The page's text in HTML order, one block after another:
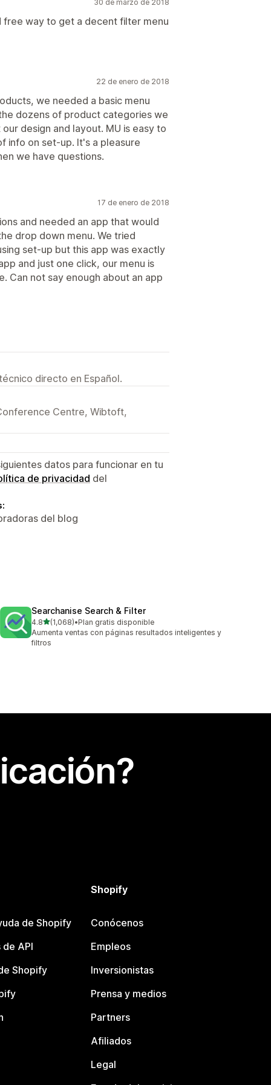
30 de marzo de 2018
free way to get a decent filter menu
22 de enero de 2018
we needed a basic menu
dozens of product categories we
design and layout. MU is easy to
info on set-up. It's a pleasure
we have questions.
17 de enero de 2018
and needed an app that would
drop down menu. We tried
set-up but this app was exactly
and just one click, our menu is
Can not say enough about an app
directo en Español.
Centre, Wibtoft,
datos para funcionar en tu
de privacidad del
del blog
Searchanise Search & Filter
4.8de 5 estrellas
(1,068)
1068 reseñas en total
•Plan gratis disponible
Aumenta ventas con páginas resultados inteligentes y
filtros
de Shopify
API
Shopify
Shopify
Conócenos
Empleos
Inversionistas
Prensa y medios
Partners
Afiliados
Legal